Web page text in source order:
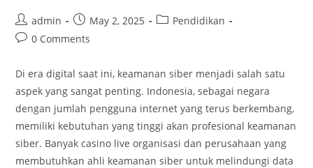
Post
author:
admin
Post
published:
May 2, 2025
PostPendidikan
Post0 Comments
Di era digital saat ini, keamanan siber menjadi salah satu
aspek yang sangat penting. Indonesia, sebagai negara
dengan jumlah pengguna internet yang terus berkembang,
memiliki kebutuhan yang tinggi akan profesional keamanan
siber. Banyak casino live organisasi dan perusahaan yang
membutuhkan ahli keamanan siber untuk melindungi data